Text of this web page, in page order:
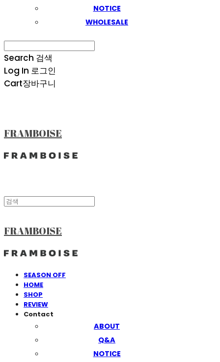
NOTICE
WHOLESALE
Search 검색
Log In 로그인
Cart장바구니
FRAMBOISE
FRAMBOISE
SEASON OFF
HOME
SHOP
REVIEW
Contact
ABOUT
Q&A
NOTICE